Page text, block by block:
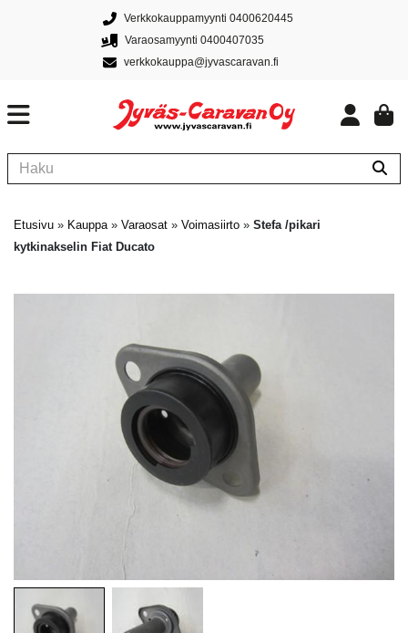
Verkkokauppamyynti 0400620445
Varaosamyynti 0400407035
verkkokauppa@jyvascaravan.fi
Etusivu » Kauppa» Varaosat » Voimasiirto » Stefa /pikari
kytkinakselin Fiat Ducato